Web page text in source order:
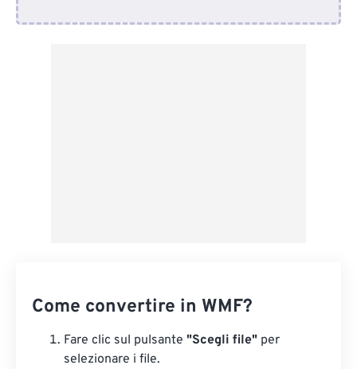
Come convertire in WMF?
Fare clic sul pulsante "Scegli file" per
selezionare i file.